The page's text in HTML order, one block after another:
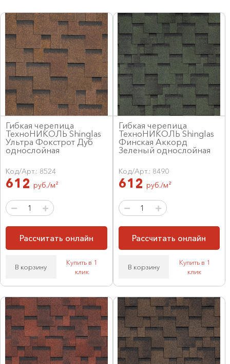
Гибкая черепица
ТехноНИКОЛЬ Shinglas
Ультра Фокстрот Дуб
однослойная
Код/Арт.: 8524
612 руб./м²
Рассчитать онлайн
В корзину
Купить в 1
клик
Гибкая черепица
ТехноНИКОЛЬ Shinglas
Финская Аккорд
Зеленый однослойная
Код/Арт.: 8490
612 руб./м²
Рассчитать онлайн
В корзину
Купить в 1
клик